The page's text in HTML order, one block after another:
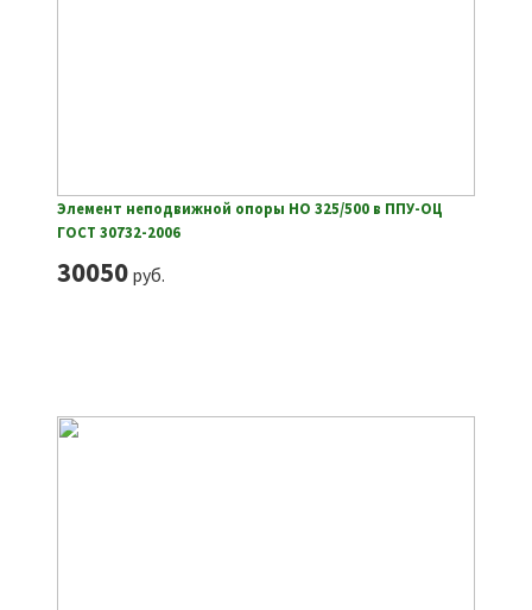
Элемент неподвижной опоры НО 325/500 в ППУ-ОЦ
ГОСТ 30732-2006
30050руб.